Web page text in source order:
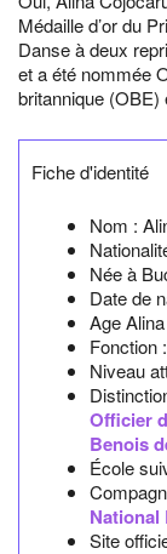
Médaille d’or du
Danse à deux
et a été nommée
britannique (OBE)
Fiche d'identité
Nom :
Née à
Date de
Age
Fonction :
Niveau
Officier
Benois
École
National
Site